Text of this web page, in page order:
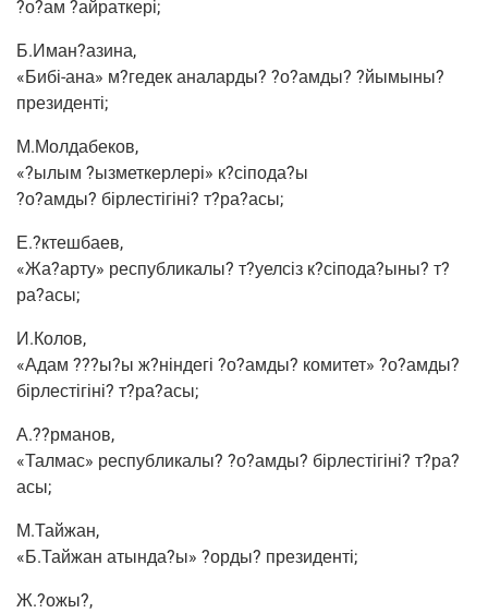
?о?ам ?айрат­кері;
Б.Иман?азина,
«Бибі-ана» м?гедек ана­лар­ды? ?о?амды? ?йымы­ны?
президенті;
М.Молдабеков,
«?ылым ?ызмет­кер­лері» к?сіпода?ы
?о?амды? бір­ле­сті­гіні? т?ра?асы;
Е.?ктешбаев,
«Жа?арту» рес­пуб­ли­ка­лы? т?уелсіз к?сіпода?ыны? т?
ра?асы;
И.Колов,
«Адам ???ы?ы ж?ніндегі ?о?амды? коми­тет» ?о?амды?
бір­ле­сті­гіні? т?ра?асы;
А.??рманов,
«Тал­мас» рес­пуб­ли­ка­лы? ?о?амды? бір­ле­сті­гіні? т?ра?
асы;
М.Тайжан,
«Б.Тайжан атында?ы» ?орды? президенті;
Ж.?ожы?,